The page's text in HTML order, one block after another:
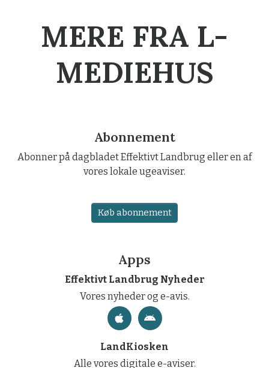
MERE FRA L-
MEDIEHUS
Abonnement
Abonner på dagbladet Effektivt Landbrug eller en af
vores lokale ugeaviser.
Køb abonnement
Apps
Effektivt Landbrug Nyheder
Vores nyheder og e-avis.
LandKiosken
Alle vores digitale e-aviser.